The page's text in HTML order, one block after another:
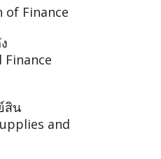
of Finance
Finance
สิน
and